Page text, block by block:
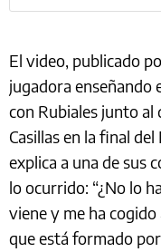
El video, publicado
jugadora enseñando
con Rubiales junto al
Casillasen la final del
explica a una de sus
lo ocurrido: “¿No lo
viene y me ha
que está formado